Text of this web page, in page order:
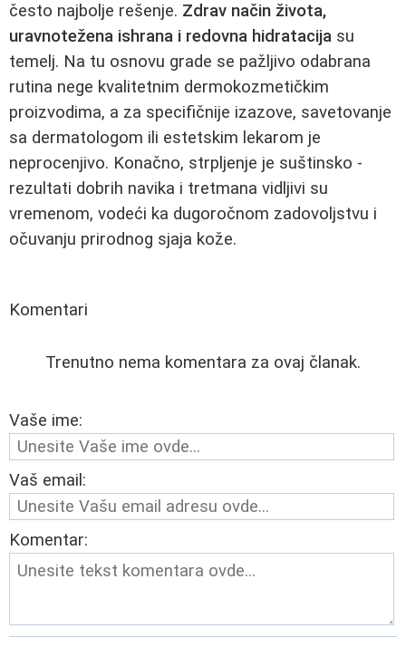
često najbolje rešenje. Zdrav način života,
uravnotežena ishrana i redovna hidratacija su
temelj. Na tu osnovu grade se pažljivo odabrana
rutina nege kvalitetnim dermokozmetičkim
proizvodima, a za specifičnije izazove, savetovanje
sa dermatologom ili estetskim lekarom je
neprocenjivo. Konačno, strpljenje je suštinsko -
rezultati dobrih navika i tretmana vidljivi su
vremenom, vodeći ka dugoročnom zadovoljstvu i
očuvanju prirodnog sjaja kože.
Komentari
Trenutno nema komentara za ovaj članak.
Vaše ime:
Vaš email:
Komentar: